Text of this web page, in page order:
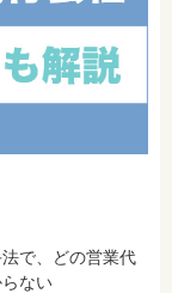
で、どの営業代
ない